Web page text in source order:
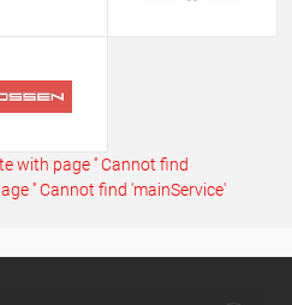
with page ''Cannot find
''Cannot find 'mainService'